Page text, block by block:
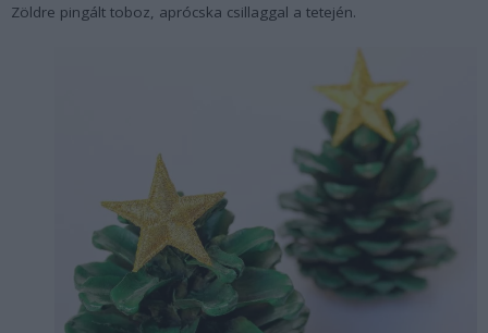
Zöldre pingált toboz, aprócska csillaggal a tetején.